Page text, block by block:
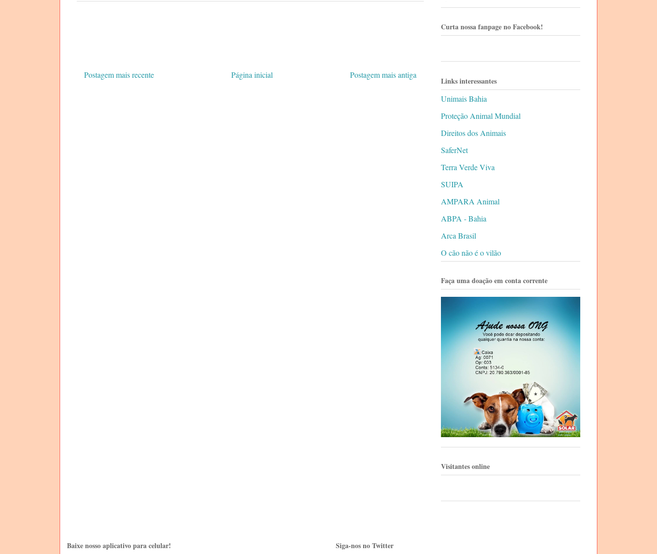
Postagem mais recente Postagem mais antiga
Página inicial
Curta nossa fanpage no Facebook!
Links interessantes
Unimais Bahia
Proteção Animal Mundial
Direitos dos Animais
SaferNet
Terra Verde Viva
SUIPA
AMPARA Animal
ABPA - Bahia
Arca Brasil
O cão não é o vilão
Faça uma doação em conta corrente
Visitantes online
Baixe nosso aplicativo para celular! Siga-nos no Twitter